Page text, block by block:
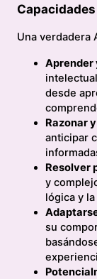
Una verdadera
Aprender
desde
Razonar
anticipar
Resolver
y
lógica y
su